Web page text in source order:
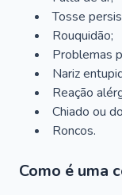
Tosse
Rouquidão;
Problemas
Nariz
Reação
Chiado ou
Roncos.
Como é uma